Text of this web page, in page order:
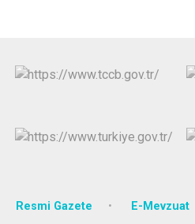
Resmi Gazete E-Mevzuat